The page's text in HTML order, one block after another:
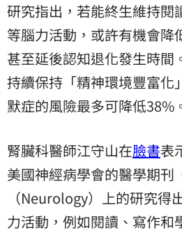
研究指出，若能終生維持閱
等腦力活動，或許有機會降
甚至延後認知退化發生時間
持續保持「精神環境豐富化
默症的風險最多可降低38%
腎臟科醫師江守山在臉書表
美國神經病學會的醫學期刊
（Neurology）上的研究得
力活動，例如閱讀、寫作和